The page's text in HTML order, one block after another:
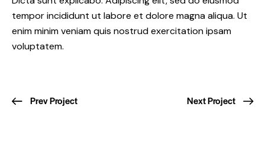
tempor incididunt ut labore et dolore magna aliqua. Ut
enim minim veniam quis nostrud exercitation ipsam
voluptatem.
Prev Project Next Project